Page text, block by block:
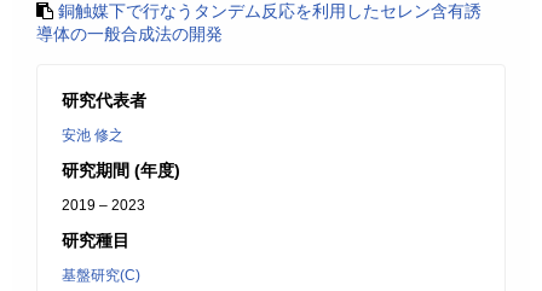
銅触媒下で行なうタンデム反応を利用したセレン含有誘
導体の一般合成法の開発
研究代表者
安池 修之
研究期間 (年度)
2019 – 2023
研究種目
基盤研究(C)